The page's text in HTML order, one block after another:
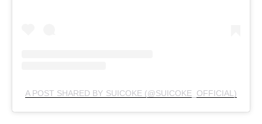
A POST SHARED BY SUICOKE (@SUICOKE_OFFICIAL)